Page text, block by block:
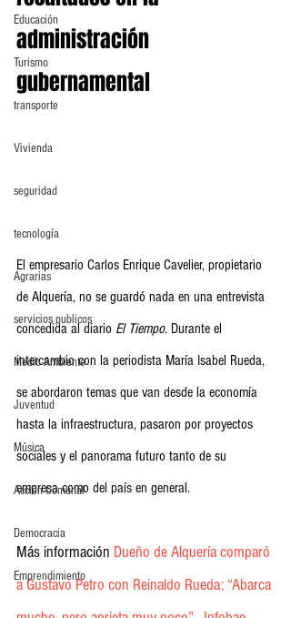
Educación
Turismo
transporte
Vivienda
seguridad
tecnología
Agrarias
servicios publicos
Medio Ambiente
Juventud
Música
Acción Comunal
Democracia
Emprendimiento
administración
gubernamental
El empresario Carlos Enrique Cavelier, propietario
de Alquería, no se guardó nada en una entrevista
concedida al diario El Tiempo. Durante el
intercambio con la periodista María Isabel Rueda,
se abordaron temas que van desde la economía
hasta la infraestructura, pasaron por proyectos
sociales y el panorama futuro tanto de su
empresa como del país en general.
Más información Dueño de Alquería comparó
a Gustavo Petro con Reinaldo Rueda: “Abarca